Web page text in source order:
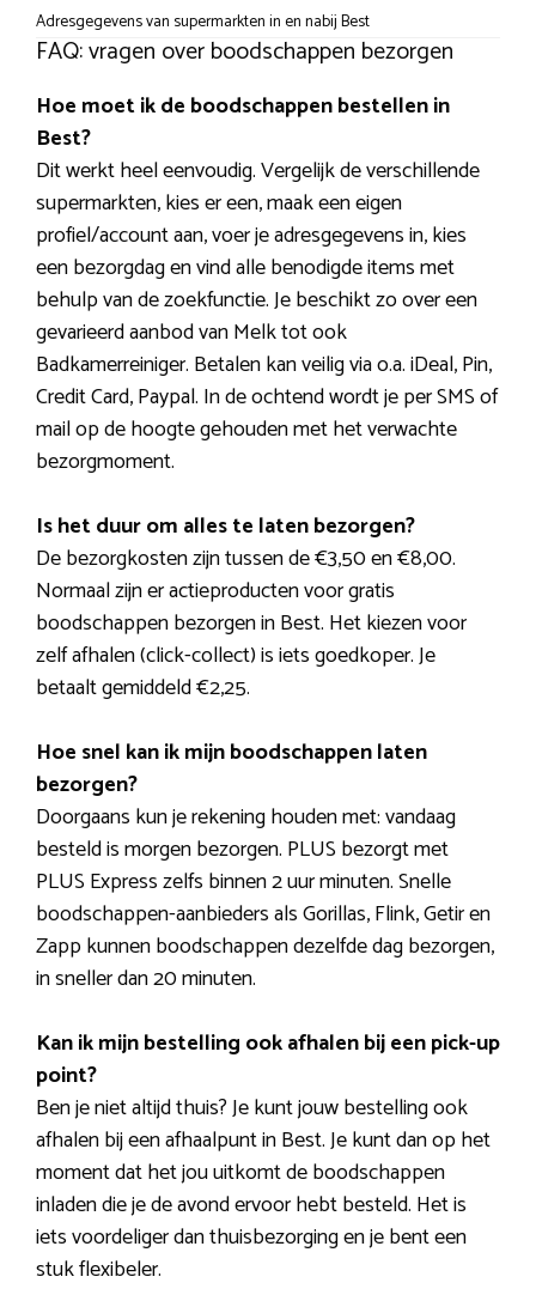
Adresgegevens van supermarkten in en nabij Best
FAQ: vragen over boodschappen bezorgen
Hoe moet ik de boodschappen bestellen in
Best?
Dit werkt heel eenvoudig. Vergelijk de verschillende
supermarkten, kies er een, maak een eigen
profiel/account aan, voer je adresgegevens in, kies
een bezorgdag en vind alle benodigde items met
behulp van de zoekfunctie. Je beschikt zo over een
gevarieerd aanbod van Melk tot ook
Badkamerreiniger. Betalen kan veilig via o.a. iDeal, Pin,
Credit Card, Paypal. In de ochtend wordt je per SMS of
mail op de hoogte gehouden met het verwachte
bezorgmoment.
Is het duur om alles te laten bezorgen?
De bezorgkosten zijn tussen de €3,50 en €8,00.
Normaal zijn er actieproducten voor gratis
boodschappen bezorgen in Best. Het kiezen voor
zelf afhalen (click-collect) is iets goedkoper. Je
betaalt gemiddeld €2,25.
Hoe snel kan ik mijn boodschappen laten
bezorgen?
Doorgaans kun je rekening houden met: vandaag
besteld is morgen bezorgen. PLUS bezorgt met
PLUS Express zelfs binnen 2 uur minuten. Snelle
boodschappen-aanbieders als Gorillas, Flink, Getir en
Zapp kunnen boodschappen dezelfde dag bezorgen,
in sneller dan 20 minuten.
Kan ik mijn bestelling ook afhalen bij een pick-up
point?
Ben je niet altijd thuis? Je kunt jouw bestelling ook
afhalen bij een afhaalpunt in Best. Je kunt dan op het
moment dat het jou uitkomt de boodschappen
inladen die je de avond ervoor hebt besteld. Het is
iets voordeliger dan thuisbezorging en je bent een
stuk flexibeler.